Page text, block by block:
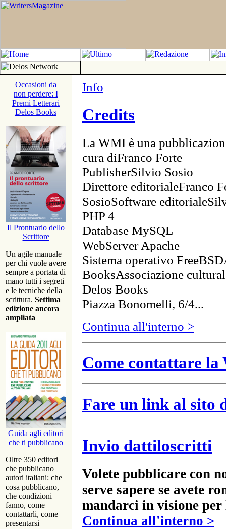
Occasioni da
non perdere: I
Premi Letterari
Delos Books
Il Prontuario dello
Scrittore
Un agile manuale
per chi vuole avere
sempre a portata di
mano tutti i segreti
e le tecniche della
scrittura. Settima
edizione ancora
ampliata
Guida agli editori
che ti pubblicano
Oltre 350 editori
che pubblicano
autori italiani: che
cosa pubblicano,
che condizioni
fanno, come
contattarli, come
presentarsi
Info
Credits
La WMI è una
cura diFranco Forte
PublisherSilvio Sosio
Direttore editorialeFranco
SosioSoftware
PHP 4
Database MySQL
WebServer Apache
Sistema operativo
BooksAssociazione
Delos Books
Piazza Bonomelli, 6/4...
Continua all'interno >
Come contattare
Fare un link al sito
Invio dattiloscritti
Volete pubblicare con
serve sapere se avete
mandarci in visione
Continua all'interno >